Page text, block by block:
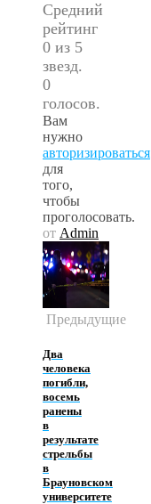
Средний
рейтинг
0 из 5
звезд.
0
голосов.
Вам
нужно
авторизироваться
для
того,
чтобы
проголосовать.
от Admin
Предыдущие
Два
человека
погибли,
восемь
ранены
в
результате
стрельбы
в
Брауновском
университете